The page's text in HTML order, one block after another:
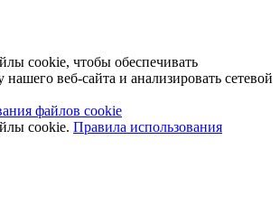
cookie, чтобы обеспечивать
веб-сайта и анализировать сетевой
файлов cookie
cookie. Правила использования